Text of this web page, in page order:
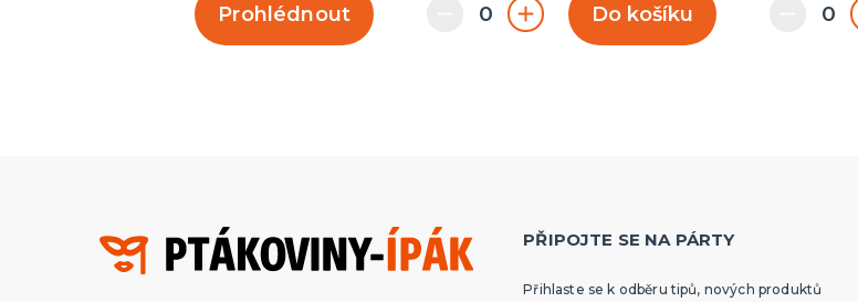
Prohlédnout Do košíku
PŘIPOJTE SE NA PÁRTY
Přihlaste se k odběru tipů, nových produktů